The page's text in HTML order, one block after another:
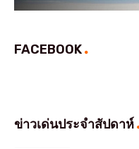
FACEBOOK
ข่าวเด่นประจำสัปดาห์